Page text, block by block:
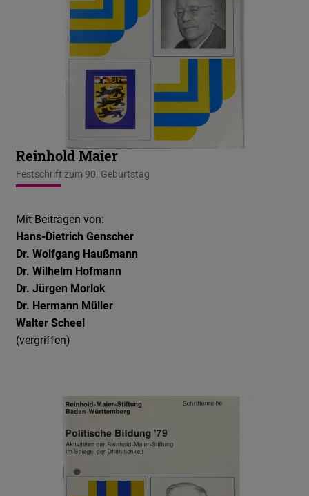
Reinhold Maier
Festschrift zum 90. Geburtstag
Mit Beiträgen von:
Hans-Dietrich Genscher
Dr. Wolfgang Haußmann
Dr. Wilhelm Hofmann
Dr. Jürgen Morlok
Dr. Hermann Müller
Walter Scheel
(vergriffen)